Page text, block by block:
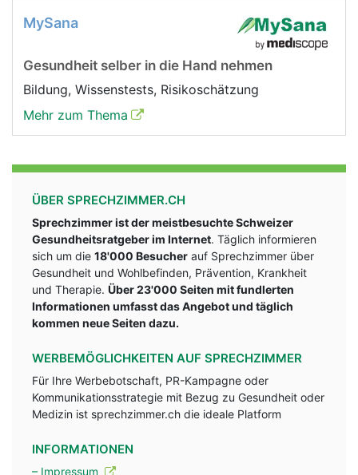
MySana
Gesundheit selber in die Hand nehmen
Bildung, Wissenstests, Risikoschätzung
Mehr zum Thema
ÜBER SPRECHZIMMER.CH
Sprechzimmer ist der meistbesuchte Schweizer
Gesundheitsratgeber im Internet. Täglich informieren
sich um die 18'000 Besucher auf Sprechzimmer über
Gesundheit und Wohlbefinden, Prävention, Krankheit
und Therapie. Über 23'000 Seiten mit fundlerten
Informationen umfasst das Angebot und täglich
kommen neue Seiten dazu.
WERBEMÖGLICHKEITEN AUF SPRECHZIMMER
Für Ihre Werbebotschaft, PR-Kampagne oder
Kommunikationsstrategie mit Bezug zu Gesundheit oder
Medizin ist sprechzimmer.ch die ideale Platform
INFORMATIONEN
– Impressum